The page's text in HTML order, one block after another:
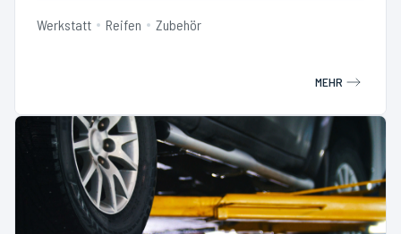
Werkstatt Reifen Zubehör
MEHR